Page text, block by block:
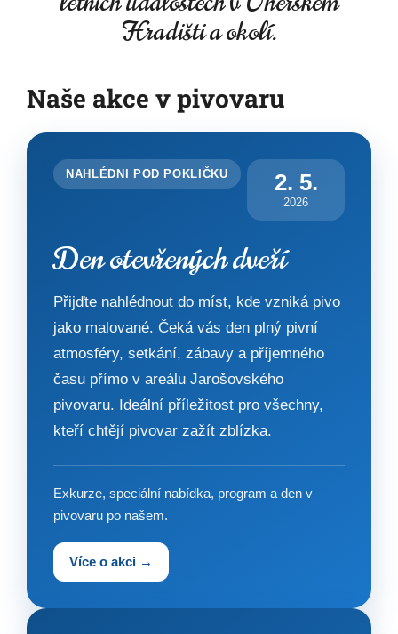
Hradišti a okolí.
Naše akce v pivovaru
NAHLÉDNI POD POKLIČKU 2. 5.
2026
Den otevřených dveří
Přijďte nahlédnout do míst, kde vzniká pivo
jako malované. Čeká vás den plný pivní
atmosféry, setkání, zábavy a příjemného
času přímo v areálu Jarošovského
pivovaru. Ideální příležitost pro všechny,
kteří chtějí pivovar zažít zblízka.
Exkurze, speciální nabídka, program a den v
pivovaru po našem.
Více o akci →